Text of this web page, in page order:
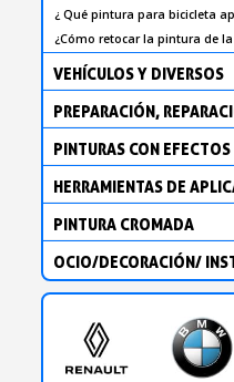
¿ Qué pintura para bicicleta
¿Cómo retocar la pintura de
VEHÍCULOS Y DIVERSOS
PREPARACIÓN,
PINTURAS CON
HERRAMIENTAS DE
PINTURA CROMADA
OCIO/DECORACIÓN/